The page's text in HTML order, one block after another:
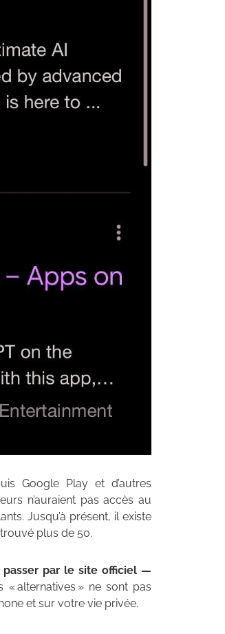
Google Play et d’autres
n’auraient pas accès au
Jusqu’à présent, il existe
plus de 50.
passer par le site officiel —
« alternatives » ne sont pas
et sur votre vie privée.